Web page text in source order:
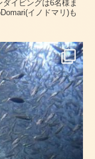
ダイビングは6名様ま
イノドマリ)も